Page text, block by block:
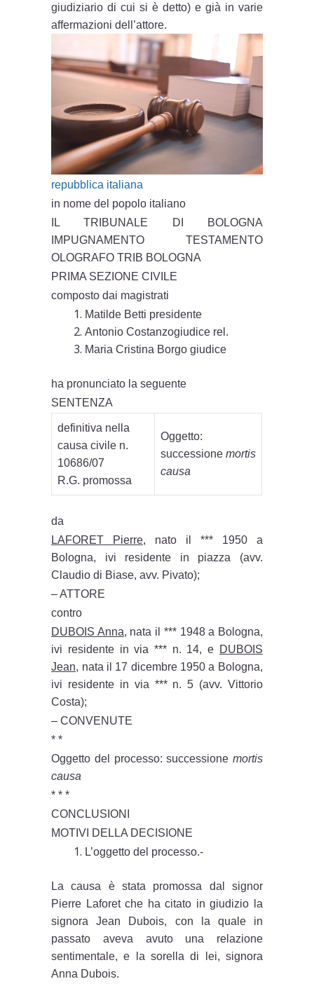
giudiziario di cui si è detto) e già in varie
affermazioni dell’attore.
repubblica italiana
in nome del popolo italiano
IL TRIBUNALE DI BOLOGNA
IMPUGNAMENTO TESTAMENTO
OLOGRAFO TRIB BOLOGNA
PRIMA SEZIONE CIVILE
composto dai magistrati
Matilde Betti presidente
Antonio Costanzogiudice rel.
Maria Cristina Borgo giudice
ha pronunciato la seguente
SENTENZA
definitiva nella
causa civile n.
10686/07
R.G. promossa
Oggetto:
successionemortis
causa
da
LAFORET Pierre, nato il *** 1950 a
Bologna, ivi residente in piazza (avv.
Claudio di Biase, avv. Pivato);
– ATTORE
contro
DUBOIS Anna, nata il *** 1948 a Bologna,
ivi residente in via *** n. 14, e DUBOIS
Jean, nata il 17 dicembre 1950 a Bologna,
ivi residente in via *** n. 5 (avv. Vittorio
Costa);
– CONVENUTE
* *
Oggetto del processo: successione mortis
causa
* * *
CONCLUSIONI
MOTIVI DELLA DECISIONE
L’oggetto del processo.-
La causa è stata promossa dal signor
Pierre Laforet che ha citato in giudizio la
signora Jean Dubois, con la quale in
passato aveva avuto una relazione
sentimentale, e la sorella di lei, signora
Anna Dubois.